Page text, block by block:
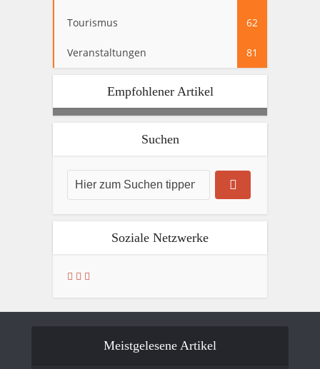
Tourismus 62
Veranstaltungen 81
Empfohlener Artikel
Suchen
Soziale Netzwerke
Meistgelesene Artikel